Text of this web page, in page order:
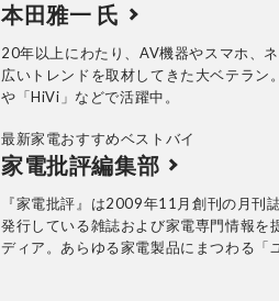
本田雅一 氏
20年以上にわたり、AV機器やスマホ、
広いトレンドを取材してきた大ベテラン
や「HiVi」などで活躍中。
最新家電おすすめベストバイ
家電批評編集部
『家電批評』は2009年11月創刊の月刊
発行している雑誌および家電専門情報を
ディア。あらゆる家電製品にまつわる「